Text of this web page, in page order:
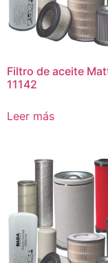
Filtro de aceite
11142
Leer más